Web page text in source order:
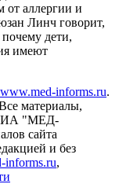
от аллергии и
Линч говорит,
дети,
имеют
informs.ru.
материалы,
РИА "МЕД-
сайта
и без
informs.ru,